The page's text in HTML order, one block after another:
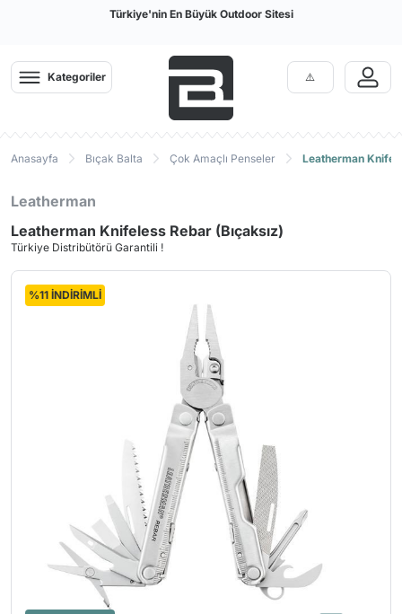
Türkiye'nin En Büyük Outdoor Sitesi
Kategoriler
Anasayfa Bıçak Balta Çok Amaçlı Penseler Leatherman
Leatherman
Leatherman Knifeless Rebar (Bıçaksız)
Türkiye Distribütörü Garantili !
%11 İNDİRİMLİ